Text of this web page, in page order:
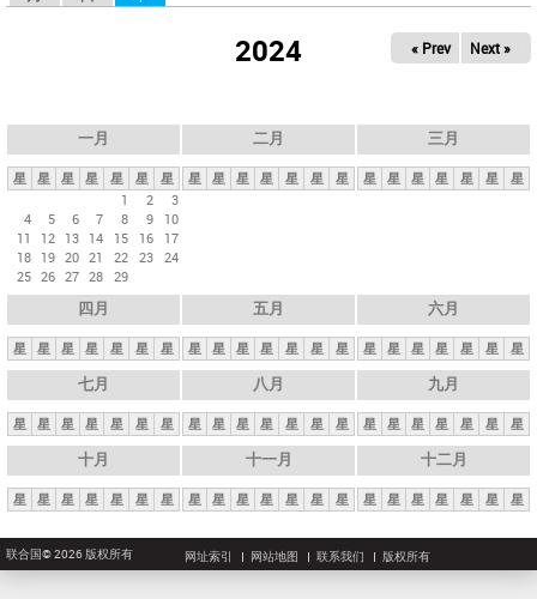
2024 « Prev Next »
一月
星 星 星 星 星 星
星
1
2
3
4
5 6 7 8 9
10
11
12 13 14 15 16
17
18 19 20 21 22 23 24
25 26 27 28 29
二月
星 星 星 星 星 星 星
三月
星 星 星 星 星 星 星
四月
星 星 星 星 星 星 星
五月
星 星 星 星 星 星 星
六月
星 星 星 星 星 星 星
七月
星 星 星 星 星 星 星
八月
星 星 星 星 星 星 星
九月
星 星 星 星 星 星 星
十月
星 星 星 星 星 星 星
十一月
星 星 星 星 星 星 星
十二月
星 星 星 星 星 星 星
联合国© 2026 版权所有 网址索引 网站地图 联系我们 版权所有